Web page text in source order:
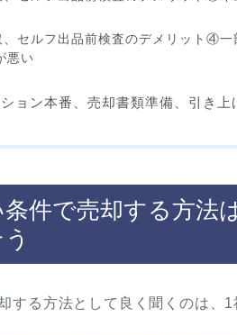
セルフ出品前検査のデメリット④一
悪い
ョン本番、売却書類準備、引き上
件で売却する方法
する方法として良く聞くのは、